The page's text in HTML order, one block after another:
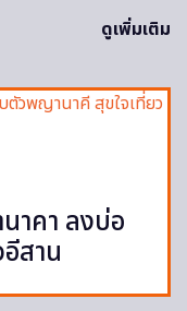
ดูเพิ่มเติม
าคา ลงบ่อ
สาน